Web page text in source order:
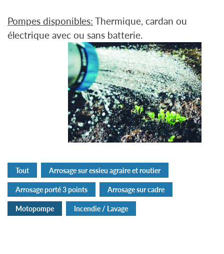
Pompes disponibles:Thermique, cardan ou
électrique avec ou sans batterie.
Tout
Arrosage sur essieu agraire et routier
Arrosage porté 3 points
Arrosage sur cadre
Motopompe
Incendie / Lavage